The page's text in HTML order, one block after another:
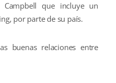
que incluye un
por parte de su país.
buenas relaciones entre